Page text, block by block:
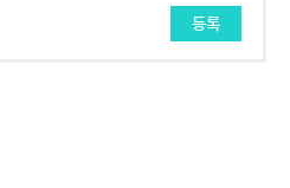
등록